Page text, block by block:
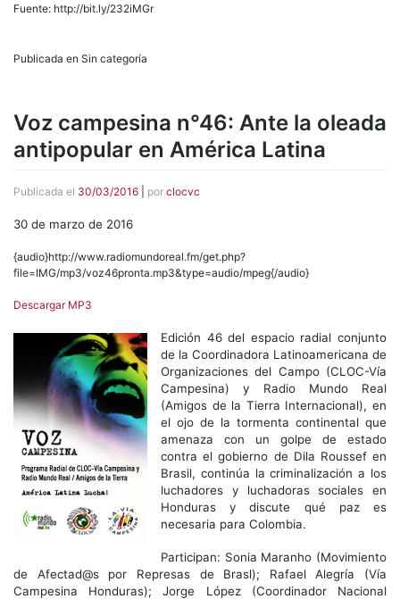
Fuente: http://bit.ly/232iMGr
Publicada en Sin categoría
Voz campesina n°46: Ante la oleada
antipopular en América Latina
Publicada el 30/03/2016 por clocvc
30 de marzo de 2016
{audio}http://www.radiomundoreal.fm/get.php?
file=IMG/mp3/voz46pronta.mp3&type=audio/mpeg{/audio}
Descargar MP3
Edición 46 del espacio radial conjunto
de la Coordinadora Latinoamericana de
Organizaciones del Campo (CLOC-Vía
Campesina) y Radio Mundo Real
(Amigos de la Tierra Internacional), en
el ojo de la tormenta continental que
amenaza con un golpe de estado
contra el gobierno de Dila Roussef en
Brasil, continúa la criminalización a los
luchadores y luchadoras sociales en
Honduras y discute qué paz es
necesaria para Colombia.
Participan: Sonia Maranho (Movimiento
de Afectad@s por Represas de Brasl); Rafael Alegría (Vía
Campesina Honduras); Jorge López (Coordinador Nacional